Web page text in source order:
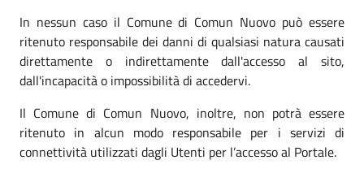
In nessun caso il Comune di Comun Nuovo può essere
ritenuto responsabile dei danni di qualsiasi natura causati
direttamente o indirettamente dall'accesso al sito,
dall'incapacità o impossibilità di accedervi.
Il Comune di Comun Nuovo, inoltre, non potrà essere
ritenuto in alcun modo responsabile per i servizi di
connettività utilizzati dagli Utenti per l’accesso al Portale.